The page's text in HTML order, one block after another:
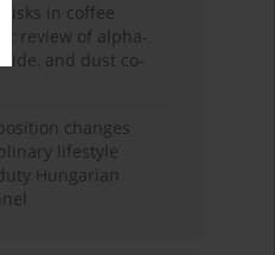
risks in coffee
review of alpha-
and dust co-
changes
lifestyle
Hungarian